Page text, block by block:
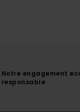
Notre engagement
responsable